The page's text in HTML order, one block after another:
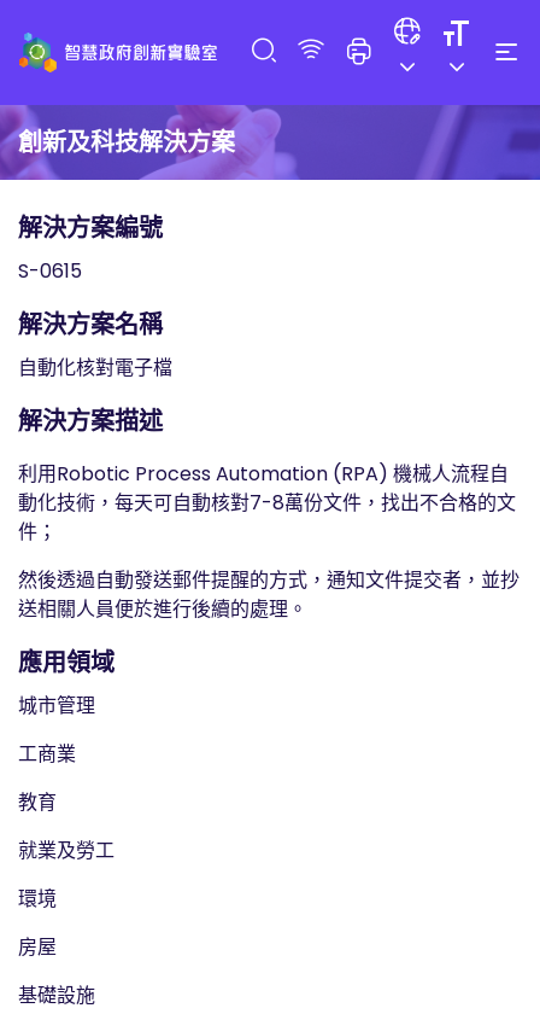
創新及科技解決方案
解決方案編號
S-0615
解決方案名稱
自動化核對電子檔
解決方案描述
利用Robotic Process Automation (RPA) 機械人流程自
動化技術，每天可自動核對7-8萬份文件，找出不合格的文
件；
然後透過自動發送郵件提醒的方式，通知文件提交者，並抄
送相關人員便於進行後續的處理。
應用領域
城市管理
工商業
教育
就業及勞工
環境
房屋
基礎設施